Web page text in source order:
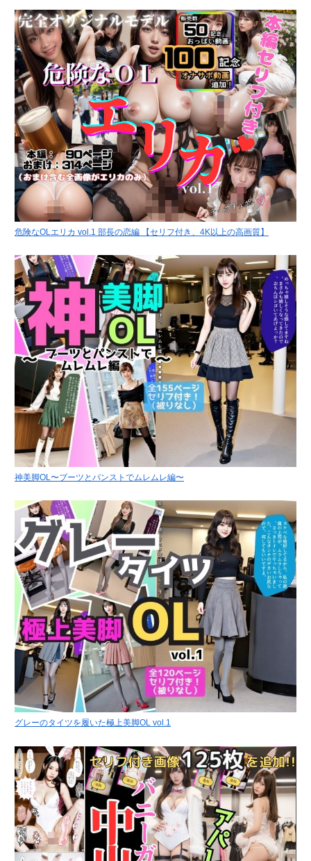
危険なOLエリカ vol.1 部長の恋編 【セリフ付き、4K以上の高画質】
神美脚OL〜ブーツとパンストでムレムレ編〜
グレーのタイツを履いた極上美脚OL vol.1